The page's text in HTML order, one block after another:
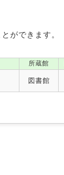
ができます。
所蔵館
図書館